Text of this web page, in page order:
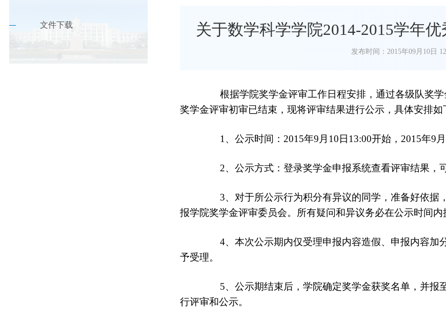
文件下载 关于数学科学学院2014-2015学年
发布时间：2015年09月10日
根据学院奖学金评审工作日程安排，通过各级队奖学
奖学金评审初审已结束，现将评审结果进行公示，具体安排如
1、公示时间：2015年9月10日13:00开始，2015年9月
2、公示方式：登录奖学金申报系统查看评审结果，可
3、对于所公示行为积分有异议的同学，准备好依据
报学院奖学金评审委员会。所有疑问和异议务必在公示时间内
4、本次公示期内仅受理申报内容造假、申报内容加
予受理。
5、公示期结束后，学院确定奖学金获奖名单，并报
行评审和公示。